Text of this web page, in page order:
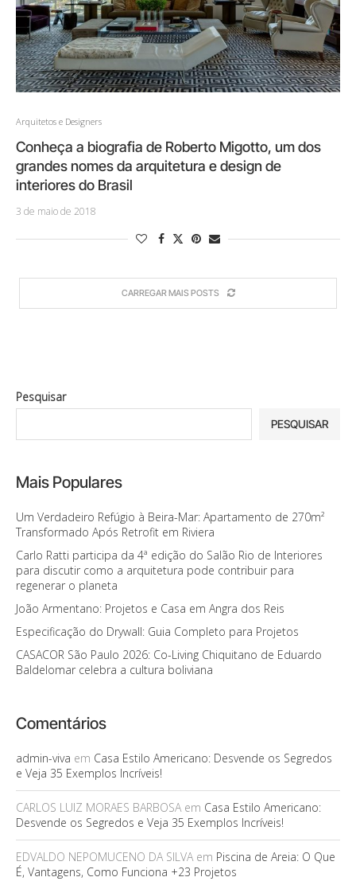
Arquitetos e Designers
Conheça a biografia de Roberto Migotto, um dos
grandes nomes da arquitetura e design de
interiores do Brasil
3 de maio de 2018
CARREGAR MAIS POSTS
Pesquisar
PESQUISAR
Mais Populares
Um Verdadeiro Refúgio à Beira-Mar: Apartamento de 270m²
Transformado Após Retrofit em Riviera
Carlo Ratti participa da 4ª edição do Salão Rio de Interiores
para discutir como a arquitetura pode contribuir para
regenerar o planeta
João Armentano: Projetos e Casa em Angra dos Reis
Especificação do Drywall: Guia Completo para Projetos
CASACOR São Paulo 2026: Co-Living Chiquitano de Eduardo
Baldelomar celebra a cultura boliviana
Comentários
admin-viva em Casa Estilo Americano: Desvende os Segredos
e Veja 35 Exemplos Incríveis!
CARLOS LUIZ MORAES BARBOSAem Casa Estilo Americano:
Desvende os Segredos e Veja 35 Exemplos Incríveis!
EDVALDO NEPOMUCENO DA SILVAem Piscina de Areia: O Que
É, Vantagens, Como Funciona +23 Projetos